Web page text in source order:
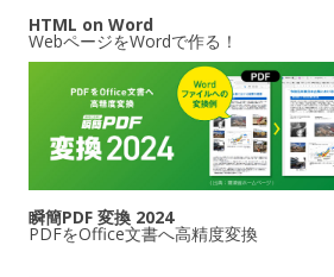
HTML on Word
WebページをWordで作る！
瞬簡PDF 変換 2024
PDFをOffice文書へ高精度変換